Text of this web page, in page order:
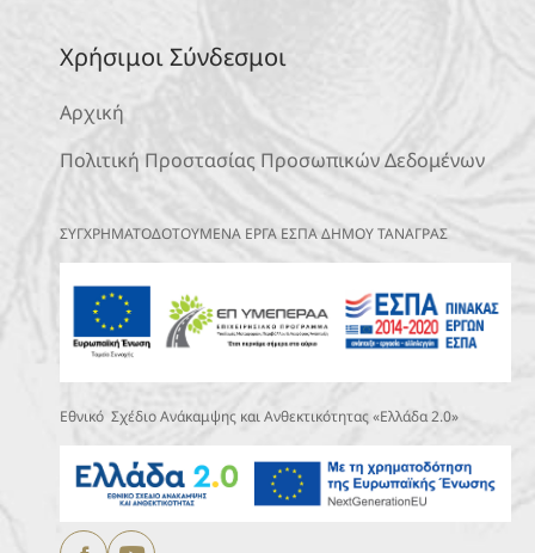
Χρήσιμοι Σύνδεσμοι
Αρχική
Πολιτική Προστασίας Προσωπικών Δεδομένων
ΣΥΓΧΡΗΜΑΤΟΔΟΤΟΥΜΕΝΑ ΕΡΓΑ ΕΣΠΑ ΔΗΜΟΥ ΤΑΝΑΓΡΑΣ
Εθνικό Σχέδιο Ανάκαμψης και Ανθεκτικότητας «Ελλάδα 2.0»